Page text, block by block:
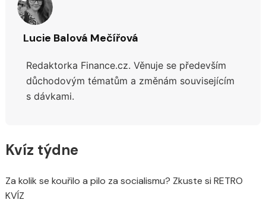
Lucie Balová Mečířová
Redaktorka Finance.cz. Věnuje se především
důchodovým tématům a změnám souvisejícím
s dávkami.
Kvíz týdne
Za kolik se kouřilo a pilo za socialismu? Zkuste si RETRO
KVÍZ